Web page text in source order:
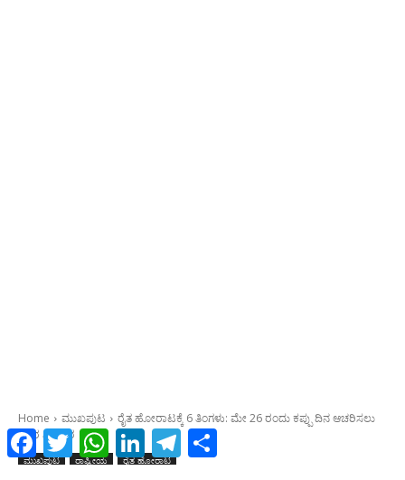
Facebook
Twitter WhatsAppLinkedInTelegram